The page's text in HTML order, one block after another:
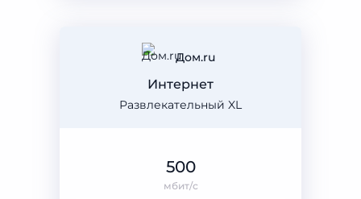
Дом.ru
Развлекательный XL
Интернет
500
мбит/с